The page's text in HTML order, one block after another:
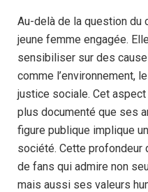
Au-delà de la question du
jeune femme engagée.
sensibiliser sur des
comme l’environnement,
justice sociale. Cet
plus documenté que ses
figure publique implique
société. Cette profondeur
de fans qui admire non
mais aussi ses valeurs